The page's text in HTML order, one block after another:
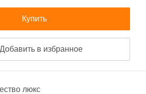
Купить
Добавить в избранное
люкс